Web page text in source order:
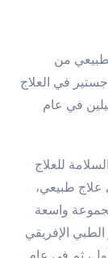
من
في العلاج
في عام
2014 في مركز السلامة للعلاج
علاج طبيعي،
واسعة
المركز الطبي الإفريقي